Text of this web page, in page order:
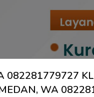
082281779727
WA
KLINI
MEDAN
MEDAN